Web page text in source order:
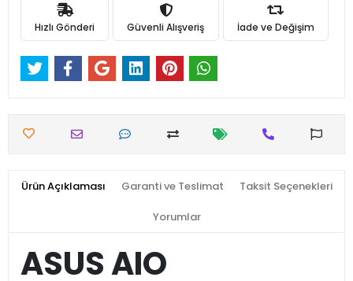
Sepete
Ekle
Hemen Al
WHATSAPP İLE SİPARİŞ VER